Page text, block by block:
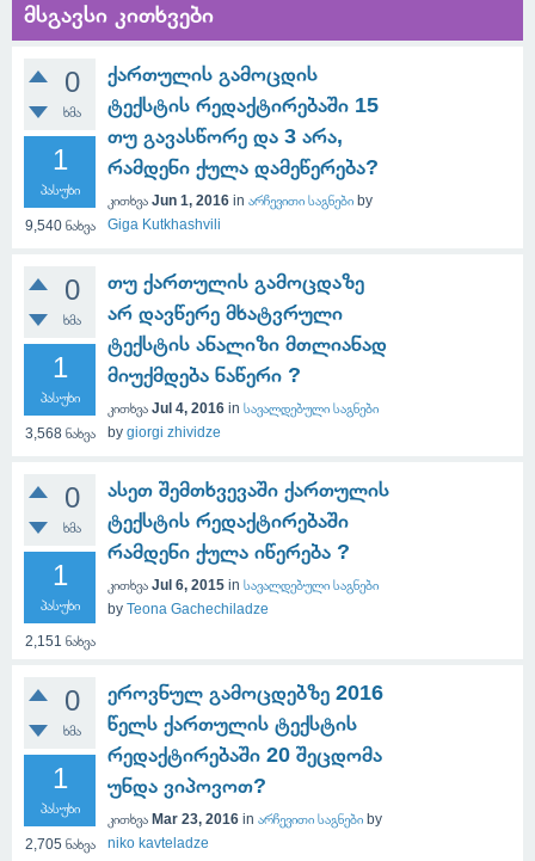
მსგავსი კითხვები
0
ხმა
1
პასუხი
9,540ნახვა
ქართულის გამოცდის
ტექსტის რედაქტირებაში 15
თუ გავასწორე და 3 არა,
რამდენი ქულა დამეწერება?
კითხვა Jun 1, 2016 in არჩევითი საგნები by
Giga Kutkhashvili
0
ხმა
1
პასუხი
3,568 ნახვა
თუ ქართულის გამოცდაზე
არ დავწერე მხატვრული
ტექსტის ანალიზი მთლიანად
მიუქმდება ნაწერი ?
კითხვა Jul 4, 2016 in სავალდებული საგნები
by giorgi zhividze
0
ხმა
1
პასუხი
2,151 ნახვა
ასეთ შემთხვევაში ქართულის
ტექსტის რედაქტირებაში
რამდენი ქულა იწერება ?
კითხვა Jul 6, 2015 in სავალდებული საგნები
by Teona Gachechiladze
0
ხმა
1
პასუხი
2,705 ნახვა
ეროვნულ გამოცდებზე 2016
წელს ქართულის ტექსტის
რედაქტირებაში 20 შეცდომა
უნდა ვიპოვოთ?
კითხვა Mar 23, 2016 in არჩევითი საგნები by
niko kavteladze